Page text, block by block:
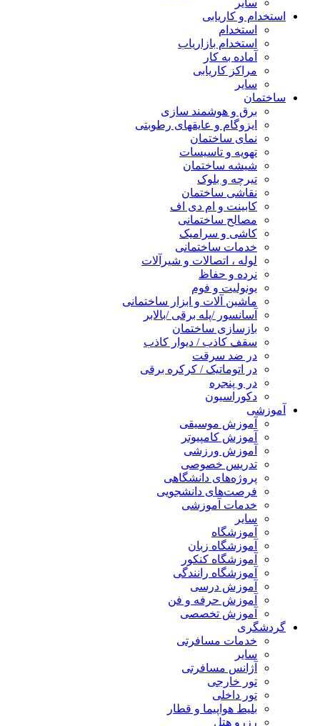
سایر
استخدام و کاریابی
استخدام
استخدام بازاریاب
آماده به کار
مراکز کاریابی
سایر
ساختمان
برق و هوشمند سازی
ایزوگام و عایقهای رطوبتی
نمای ساختمان
تهویه و تاسیسات
شیشه ساختمان
تیرچه و بلوک
نقاشی ساختمان
کابینت و ام دی اف
مصالح ساختمانی
کاشی و سرامیک
خدمات ساختمانی
لوله ، اتصالات و شیرآلات
نرده و حفاظ
یونولیت و فوم
ماشین آلات و ابزار ساختمانی
آسانسور /پله برقی /بالابر
بازسازی ساختمان
سقف کاذب / دیوار کاذب
در ضد سرقت
در اتوماتیک / کرکره برقی
در و پنجره
دکوراسیون
آموزشی
آموزش موسیقی
آموزش کامپیوتر
آموزش ورزشی
تدریس خصوصی
پروژه‌های دانشگاهی
فرصت‌های دانشجویی
خدمات آموزشی
سایر
آموزشگاه
آموزشگاه زبان
آموزشگاه کنکور
آموزشگاه رانندگی
آموزش درسی
آموزش حرفه و فن
آموزش تخصصی
گردشگری
خدمات مسافرتی
سایر
آژانس مسافرتی
تور خارجی
تور داخلی
بلیط هواپیما و قطار
رزرو هتل